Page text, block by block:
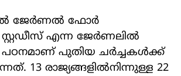
ജേര്‍ണല്‍ ഫോര്‍
സ്റ്റഡീസ് എന്ന ജേര്‍ണലില്‍
പഠനമാണ് പുതിയ ചര്‍ച്ചകള്‍ക്ക്
13 രാജ്യങ്ങളില്‍നിന്നുള്ള 22